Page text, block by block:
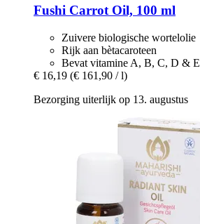
Fushi Carrot Oil, 100 ml
Zuivere biologische wortelolie
Rijk aan bètacaroteen
Bevat vitamine A, B, C, D & E
€ 16,19 (€ 161,90 / l)
Bezorging uiterlijk op 13. augustus